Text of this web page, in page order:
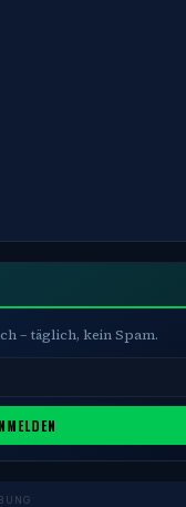
– täglich, kein Spam.